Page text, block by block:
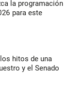
la programación
para este
hitos de una
y el Senado